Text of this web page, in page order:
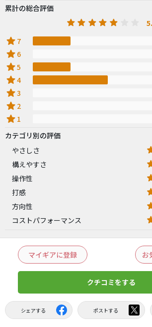
累計の総合評価
star 7
star 6
star5
star4
star3
star 2
star 1
カテゴリ別の評価
やさしさ
構えやすさ
操作性
打感
方向性
コストパフォーマンス
マイギアに登録 お
クチコミをする
シェアする ポストする